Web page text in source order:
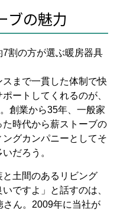
ブの魅力
割の方が選ぶ暖房器具
まで一貫した体制で快
ートしてくれるのが、
創業から35年、一般家
時代から薪ストーブの
グカンパニーとしてそ
だろう。
と土間のあるリビング
ですよ」と話すのは、
さん。2009年に当社が